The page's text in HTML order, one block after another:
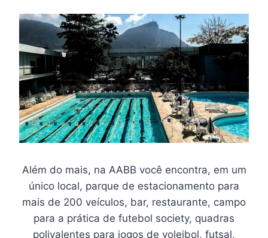
Além do mais, na AABB você encontra, em um
único local, parque de estacionamento para
mais de 200 veículos, bar, restaurante, campo
para a prática de futebol society, quadras
polivalentes para jogos de voleibol, futsal,